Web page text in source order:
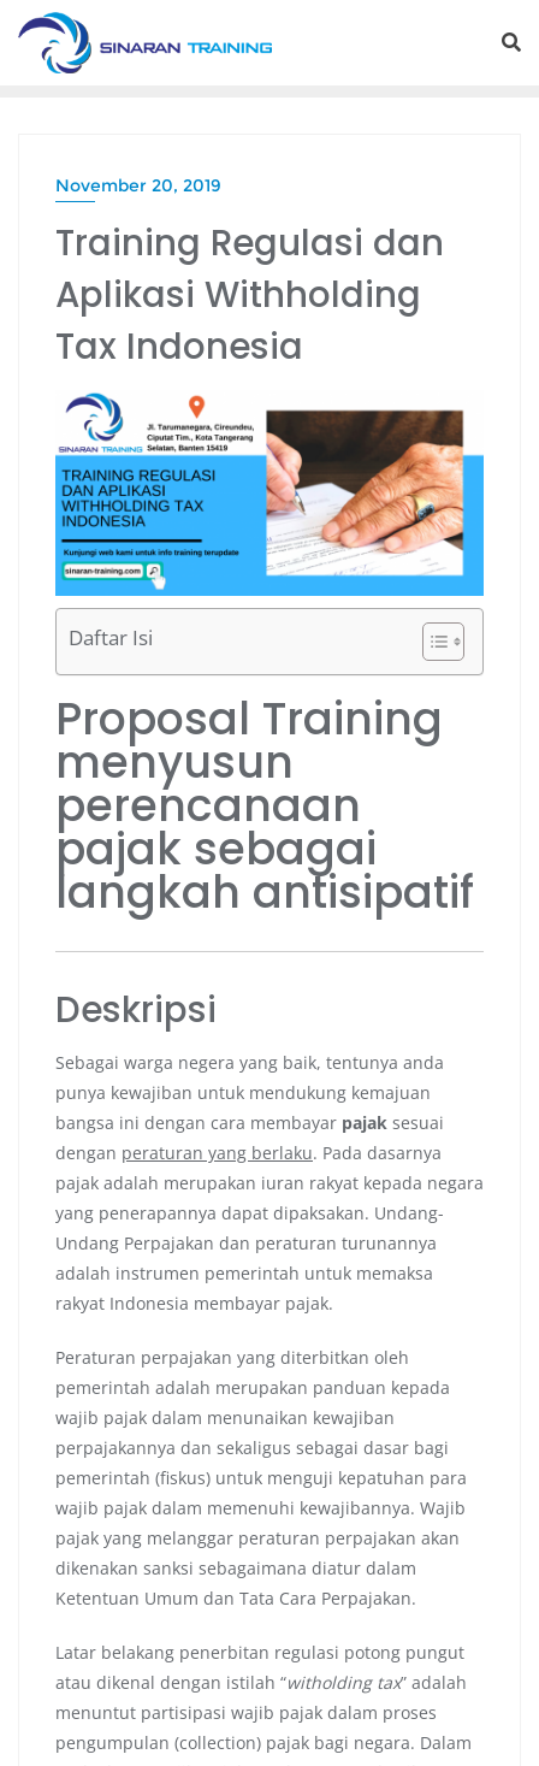
Skip
content
November 20, 2019
Training Regulasi dan
Aplikasi Withholding
Tax Indonesia
Daftar Isi
Proposal Training
menyusun
perencanaan
pajak sebagai
langkah antisipatif
Deskripsi
Sebagai warga negera yang baik, tentunya anda
punya kewajiban untuk mendukung kemajuan
bangsa ini dengan cara membayar pajak sesuai
dengan peraturan yang berlaku. Pada dasarnya
pajak adalah merupakan iuran rakyat kepada negara
yang penerapannya dapat dipaksakan. Undang-
Undang Perpajakan dan peraturan turunannya
adalah instrumen pemerintah untuk memaksa
rakyat Indonesia membayar pajak.
Peraturan perpajakan yang diterbitkan oleh
pemerintah adalah merupakan panduan kepada
wajib pajak dalam menunaikan kewajiban
perpajakannya dan sekaligus sebagai dasar bagi
pemerintah (fiskus) untuk menguji kepatuhan para
wajib pajak dalam memenuhi kewajibannya. Wajib
pajak yang melanggar peraturan perpajakan akan
dikenakan sanksi sebagaimana diatur dalam
Ketentuan Umum dan Tata Cara Perpajakan.
Latar belakang penerbitan regulasi potong pungut
atau dikenal dengan istilah “witholding tax” adalah
menuntut partisipasi wajib pajak dalam proses
pengumpulan (collection) pajak bagi negara. Dalam